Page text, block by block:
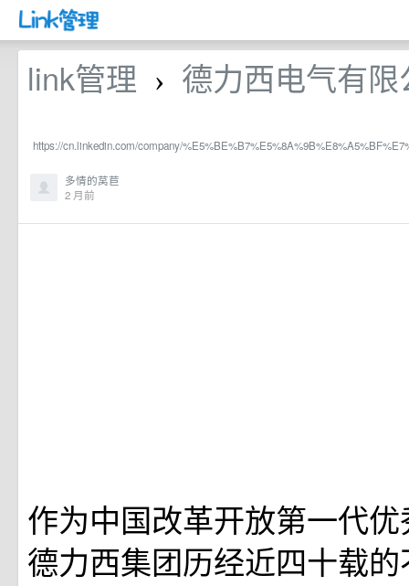
link管理 › 德力西电气有
https://cn.linkedin.com/company/
多情的莴苣
2 月前
作为中国改革开放第一代
德力西集团历经近四十载